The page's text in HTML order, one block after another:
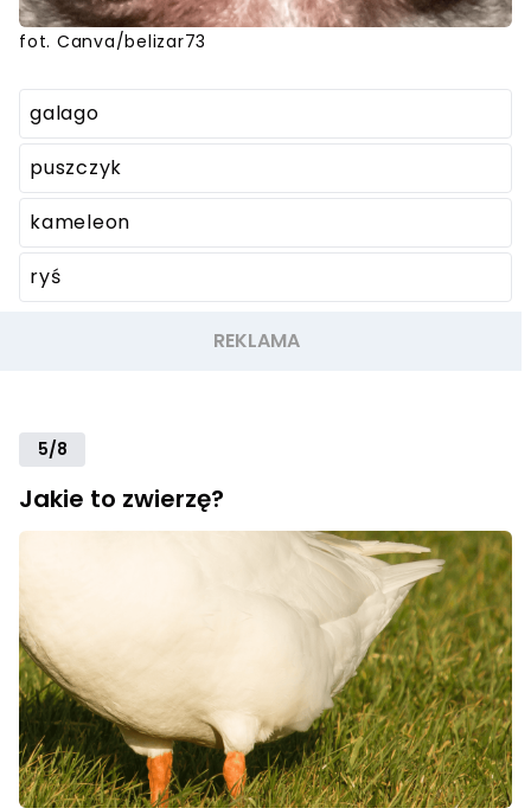
fot. Canva/belizar73
galago
puszczyk
kameleon
ryś
5/8
Jakie to zwierzę?